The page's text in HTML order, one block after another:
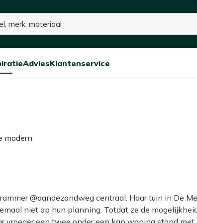
sluitOpen/sluit
Advies
Open/sluit
Klantenservice
moderne
modern
@aandezandweg centraal. Haar tuin in De
niet op hun planning. Totdat ze de